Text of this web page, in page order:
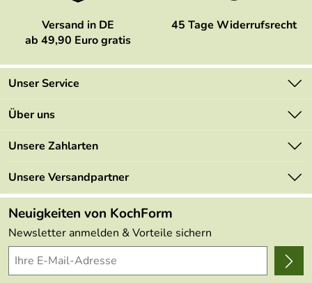
Versand in DE
ab 49,90 Euro gratis
45 Tage Widerrufsrecht
Unser Service
Kontakt
Mehrwertsteuerfrei
Retourenportal
FAQs
Lieferbedingungen
Delivery Terms
Kundenlogin
Über uns
Marken
Angebote
Made in Germany
Themen
Wir über uns
Presse
Unsere Zahlarten
Unsere Versandpartner
Neuigkeiten von KochForm
Newsletter anmelden & Vorteile sichern